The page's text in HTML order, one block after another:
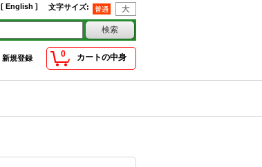
文字サイズ:
[ English ]
0 カートの中身
新規登録